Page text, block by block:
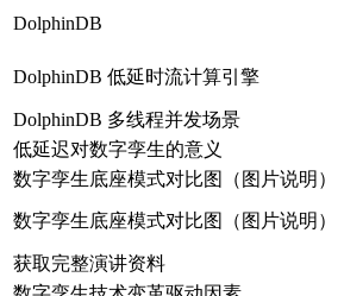
DolphinDB
DolphinDB 低延时流计算引擎
DolphinDB 多线程并发场景
低延迟对数字孪生的意义
数字孪生底座模式对比图（图片说明）
数字孪生底座模式对比图（图片说明）
获取完整演讲资料